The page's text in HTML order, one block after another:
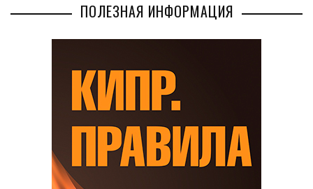
ПОЛЕЗНАЯ ИНФОРМАЦИЯ